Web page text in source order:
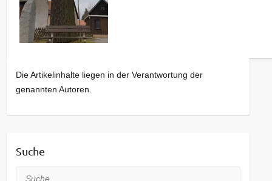
Die Artikelinhalte liegen in der Verantwortung der
genannten Autoren.
Suche
Suche